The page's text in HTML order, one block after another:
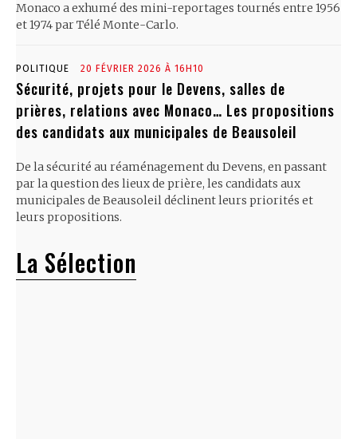
Monaco a exhumé des mini-reportages tournés entre 1956
et 1974 par Télé Monte-Carlo.
POLITIQUE 20 FÉVRIER 2026 À 16H10
Sécurité, projets pour le Devens, salles de
prières, relations avec Monaco… Les propositions
des candidats aux municipales de Beausoleil
De la sécurité au réaménagement du Devens, en passant
par la question des lieux de prière, les candidats aux
municipales de Beausoleil déclinent leurs priorités et
leurs propositions.
La Sélection